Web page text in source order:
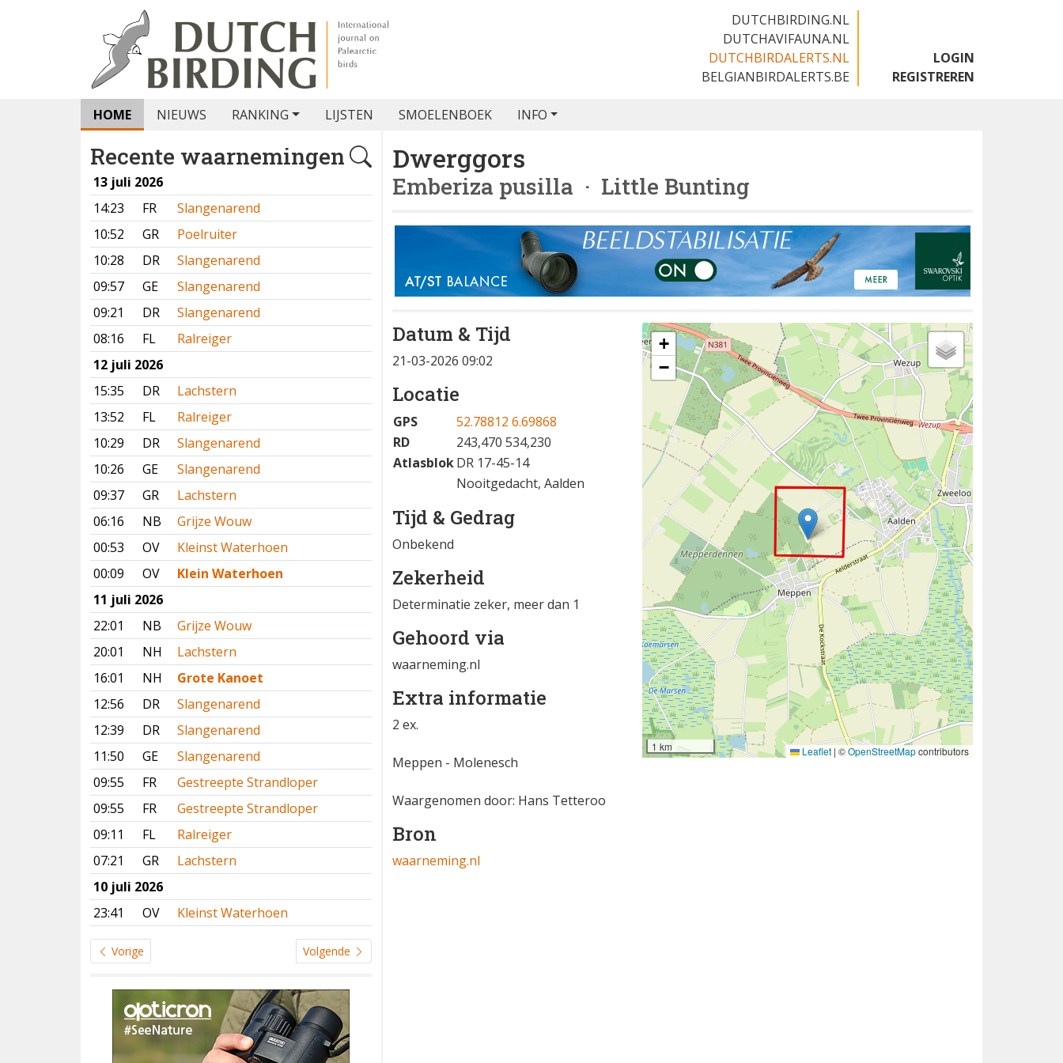
DUTCHBIRDING.NL
DUTCHAVIFAUNA.NL
DUTCHBIRDALERTS.NL
BELGIANBIRDALERTS.BE
LOGIN
REGISTREREN
HOME NIEUWS RANKING LIJSTEN SMOELENBOEK INFO
Recente waarnemingen
13 juli 2026
14:23
FR
Slangenarend
10:52
GR
Poelruiter
10:28
DR
Slangenarend
09:57
GE
Slangenarend
09:21
DR
Slangenarend
08:16
FL
Ralreiger
12 juli 2026
15:35
DR
Lachstern
13:52
FL
Ralreiger
10:29
DR
Slangenarend
10:26
GE
Slangenarend
09:37
GR
Lachstern
06:16
NB
Grijze Wouw
00:53
OV
Kleinst Waterhoen
00:09
OV
Klein Waterhoen
11 juli 2026
22:01
NB
Grijze Wouw
20:01
NH
Lachstern
16:01
NH
Grote Kanoet
12:56
DR
Slangenarend
12:39
DR
Slangenarend
11:50
GE
Slangenarend
09:55
FR
Gestreepte Strandloper
09:55
FR
Gestreepte Strandloper
09:11
FL
Ralreiger
07:21
GR
Lachstern
10 juli 2026
23:41
OV Kleinst Waterhoen
Vorige Volgende
Dwerggors
Emberiza pusilla · Little Bunting
Datum & Tijd
21-03-2026 09:02
Locatie
GPS
52.78812 6.69868
RD
243,470 534,230
AtlasblokDR 17-45-14
Nooitgedacht, Aalden
Tijd & Gedrag
Onbekend
Zekerheid
Determinatie zeker, meer dan 1
Gehoord via
waarneming.nl
Extra informatie
2 ex.
Meppen - Molenesch
Waargenomen door: Hans Tetteroo
Bron
waarneming.nl
+
−
1 km Leaflet | ©OpenStreetMapcontributors